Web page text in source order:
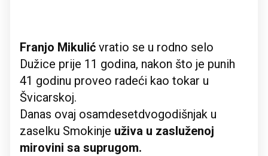
Franjo Mikulić vratio se u rodno selo
Dužice prije 11 godina, nakon što je punih
41 godinu proveo radeći kao tokar u
Švicarskoj.
Danas ovaj osamdesetdvogodišnjak u
zaselku Smokinje uživa u zasluženoj
mirovini sa suprugom.